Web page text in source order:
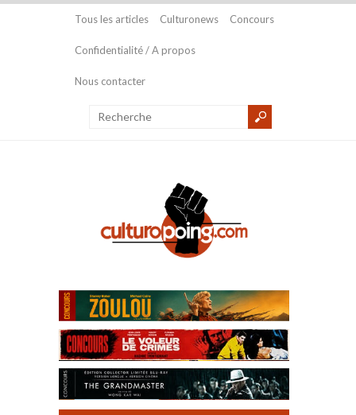
Tous les articles Culturonews Concours
Confidentialité / A propos
Nous contacter